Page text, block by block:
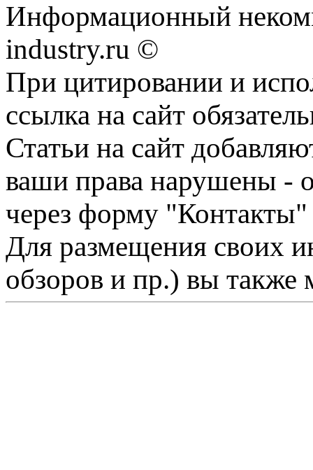
Информационный
industry.ru ©
При цитировании и
ссылка на сайт
Статьи на сайт
ваши права нарушены -
через форму "Контакты"
Для размещения своих
обзоров и пр.) вы также